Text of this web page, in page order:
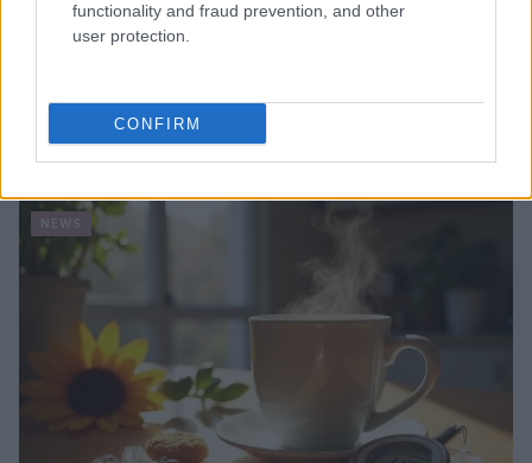
functionality and fraud prevention, and other
user protection.
CONFIRM
Risarcimento milionario per le amiche di Amy
Winehouse: la sentenza contro Mitch